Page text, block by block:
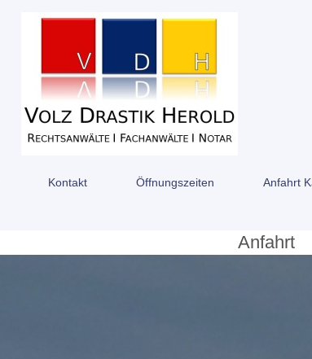
Kontakt Öffnungszeiten Anfahrt
Anfahrt